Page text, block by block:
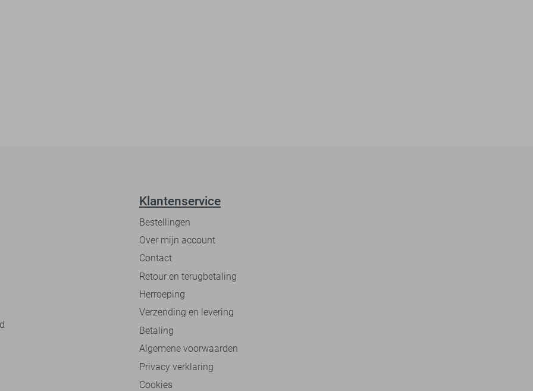
Klantenservice
Bestellingen
Over mijn account
Contact
Retour en terugbetaling
Herroeping
Verzending en levering
Betaling
Algemene voorwaarden
Privacy verklaring
Cookies